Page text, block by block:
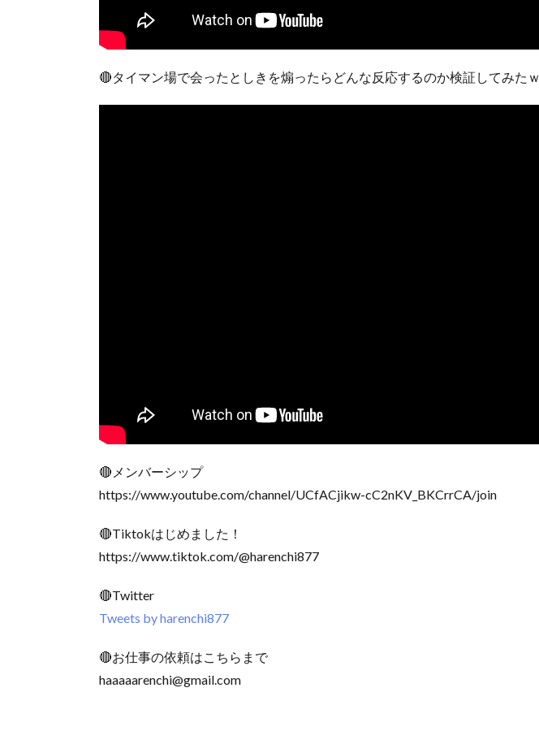
🔴タイマン場で会ったとしきを煽ったらどんな反応するのか検証してみたｗ
🔴メンバーシップ
https://www.youtube.com/channel/UCfACjikw-cC2nKV_BKCrrCA/join
🔴Tiktokはじめました！
https://www.tiktok.com/@harenchi877
🔴Twitter
Tweets by harenchi877
🔴お仕事の依頼はこちらまで
haaaaarenchi@gmail.com